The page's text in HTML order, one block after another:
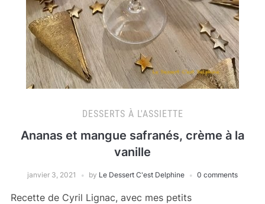
DESSERTS À L'ASSIETTE
Ananas et mangue safranés, crème à la
vanille
janvier 3, 2021 by Le Dessert C'est Delphine 0 comments
Recette de Cyril Lignac, avec mes petits